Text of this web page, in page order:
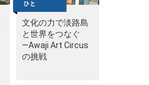
文化の力で淡路島
と世界をつなぐ
—Awaji Art Circus
の挑戦